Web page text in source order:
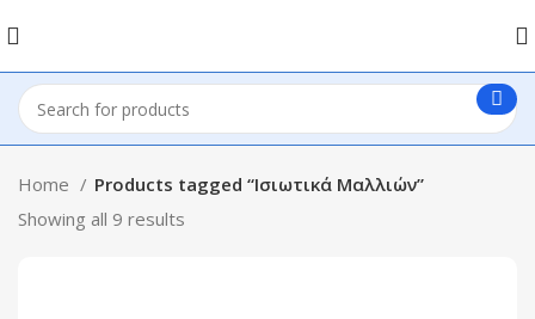
Home
Products tagged “Ισιωτικά Μαλλιών”
Showing all 9 results